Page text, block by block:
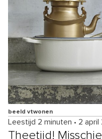
beeld vtwonen
Leestijd 2 minuten • 2 april
Theetijd!